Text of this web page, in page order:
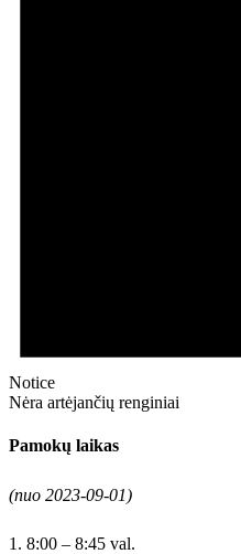
Notice
Nėra artėjančių renginiai
Pamokų laikas
(nuo 2023-09-01)
1. 8:00 – 8:45 val.